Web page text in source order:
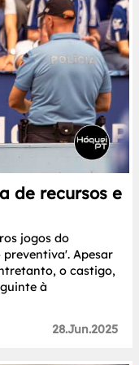
de recursos e
jogos do
Apesar
o castigo,
à
28.Jun.2025